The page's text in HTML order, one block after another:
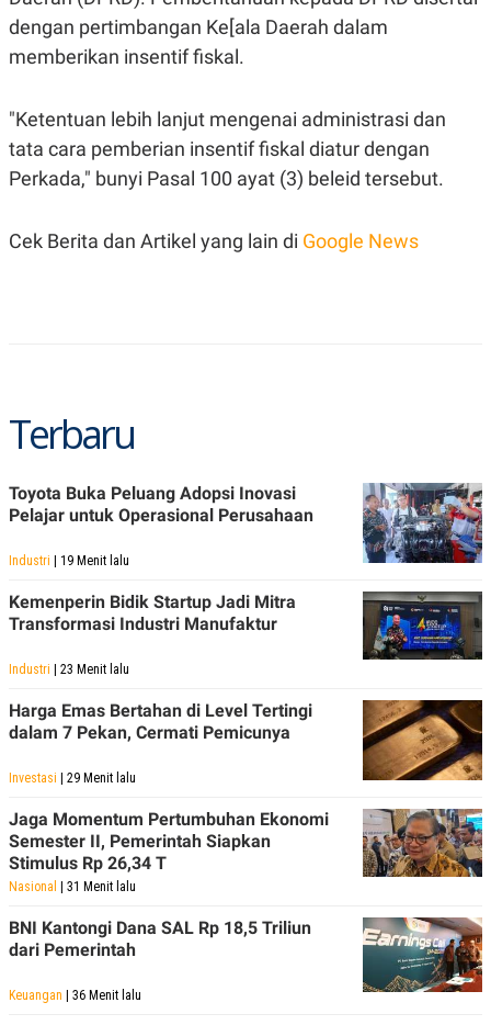
dengan pertimbangan Ke[ala Daerah dalam
memberikan insentif fiskal.
"Ketentuan lebih lanjut mengenai administrasi dan
tata cara pemberian insentif fiskal diatur dengan
Perkada," bunyi Pasal 100 ayat (3) beleid tersebut.
Cek Berita dan Artikel yang lain di Google News
Terbaru
Toyota Buka Peluang Adopsi Inovasi
Pelajar untuk Operasional Perusahaan
Industri | 19 Menit lalu
Kemenperin Bidik Startup Jadi Mitra
Transformasi Industri Manufaktur
Industri | 23 Menit lalu
Harga Emas Bertahan di Level Tertingi
dalam 7 Pekan, Cermati Pemicunya
Investasi | 29 Menit lalu
Jaga Momentum Pertumbuhan Ekonomi
Semester II, Pemerintah Siapkan
Stimulus Rp 26,34 T
Nasional | 31 Menit lalu
BNI Kantongi Dana SAL Rp 18,5 Triliun
dari Pemerintah
Keuangan | 36 Menit lalu